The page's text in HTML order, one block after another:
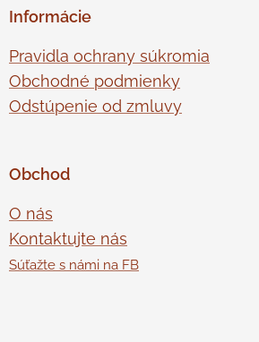
Informácie
Pravidla ochrany súkromia
Obchodné podmienky
Odstúpenie od zmluvy
Obchod
O nás
Kontaktujte nás
Súťažte s námi na FB